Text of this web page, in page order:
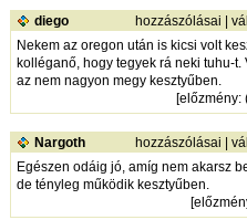
diego hozzászólásai |
Nekem az oregon után is kicsi volt
kolléganő, hogy tegyek rá neki tuhu-
az nem nagyon megy kesztyűben.
[előzmény:
Nargoth hozzászólásai |
Egészen odáig jó, amíg nem akarsz
de tényleg működik kesztyűben.
[